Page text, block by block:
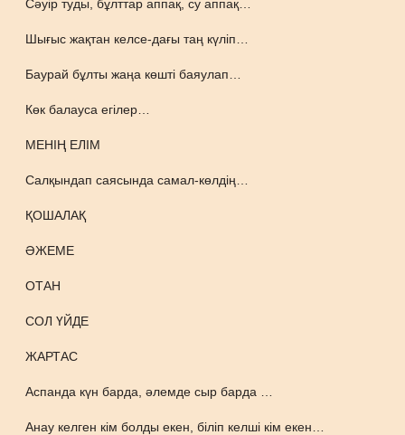
Сәуір туды, бұлттар аппақ, су аппақ…
Шығыс жақтан келсе-дағы таң күліп…
Баурай бұлты жаңа көшті баяулап…
Көк балауса егілер…
МЕНІҢ ЕЛІМ
Салқындап саясында самал-көлдің…
ҚОШАЛАҚ
ӘЖЕМЕ
ОТАН
СОЛ ҮЙДЕ
ЖАРТАС
Аспанда күн барда, әлемде сыр барда …
Анау келген кім болды екен, біліп келші кім екен…